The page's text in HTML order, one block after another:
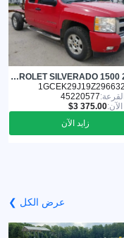
CHEVROLET SILVERADO 1500 2009
1GCEK29J19Z296632
45220577
زايد الآن
عرض الكل ❯